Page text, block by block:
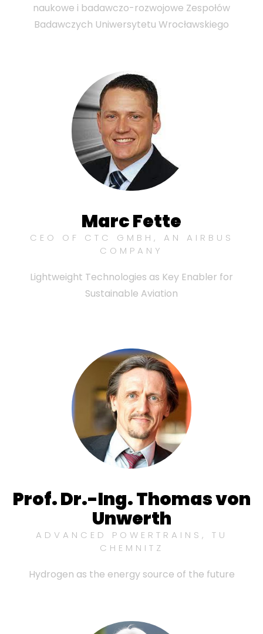
naukowe i badawczo-rozwojowe Zespołów
Badawczych Uniwersytetu Wrocławskiego
Marc Fette
CEO OF CTC GMBH, AN AIRBUS
COMPANY
Lightweight Technologies as Key Enabler for
Sustainable Aviation
Prof. Dr.-Ing. Thomas von
Unwerth
ADVANCED POWERTRAINS, TU
CHEMNITZ
Hydrogen as the energy source of the future